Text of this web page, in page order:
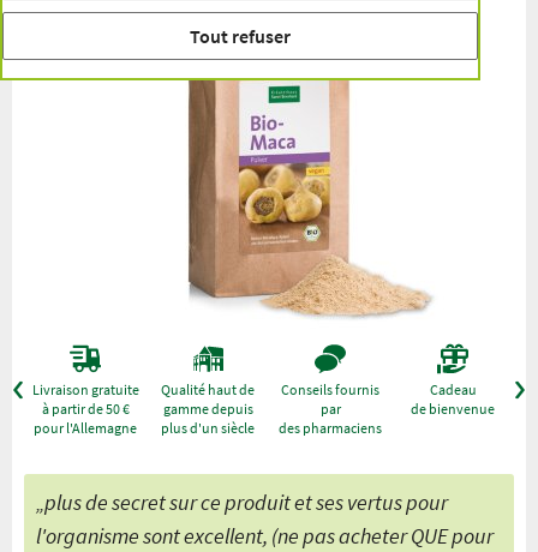
Livraison gratuite
à partir de 50 €
pour l'Allemagne
Qualité haut de
gamme depuis
plus d'un siècle
Conseils fournis
par
des pharmaciens
Cadeau
de bienvenue
„plus de secret sur ce produit et ses vertus pour
l'organisme sont excellent, (ne pas acheter QUE pour
Tout refuser